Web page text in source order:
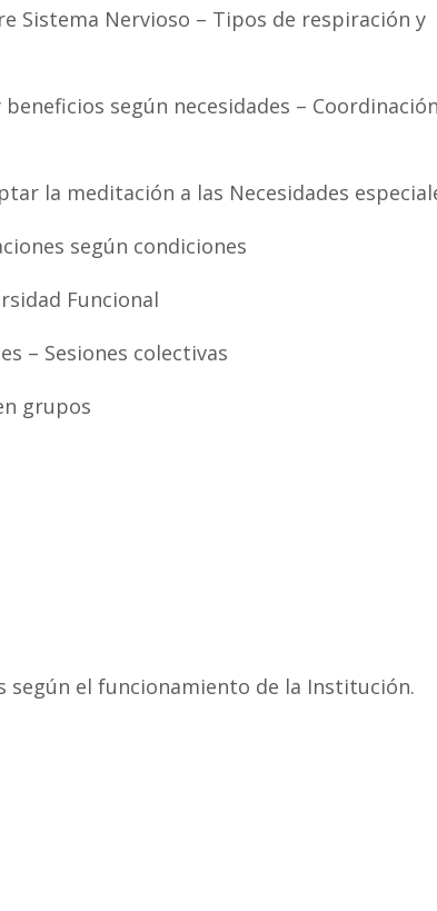
Sistema Nervioso – Tipos de respiración y
según necesidades –
la meditación a las Necesidades
según condiciones
Funcional
– Sesiones colectivas
grupos
según el funcionamiento de la Institución.